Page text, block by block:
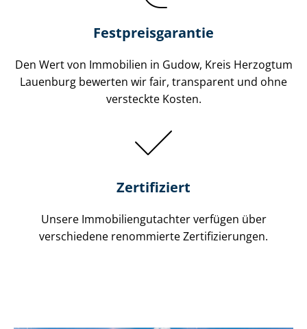
Festpreis​garantie
Den Wert von Immobilien in Gudow, Kreis Herzogtum
Lauenburg bewerten wir fair, transparent und ohne
versteckte Kosten.
Zertifiziert
Unsere Immobilien­gutachter verfügen über
verschiedene renommierte Zer­ti­fi­zie­run­gen.